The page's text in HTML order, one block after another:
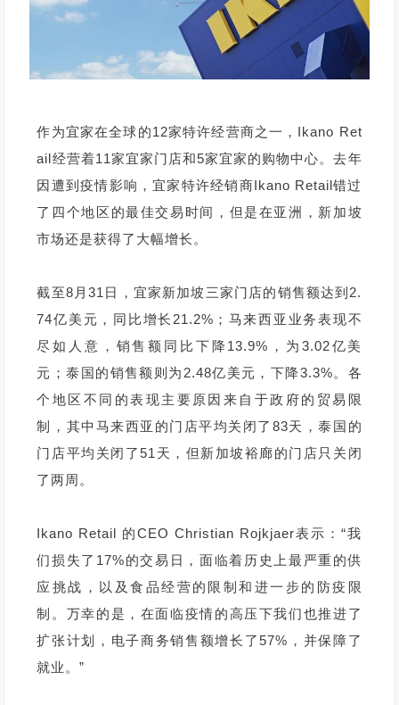
作为宜家在全球的12家特许经营商之一，Ikano Ret
ail经营着11家宜家门店和5家宜家的购物中心。去年
因遭到疫情影响，宜家特许经销商Ikano Retail错过
了四个地区的最佳交易时间，但是在亚洲，新加坡
市场还是获得了大幅增长。
截至8月31日，宜家新加坡三家门店的销售额达到2.
74亿美元，同比增长21.2%；马来西亚业务表现不
尽如人意，销售额同比下降13.9%，为3.02亿美
元；泰国的销售额则为2.48亿美元，下降3.3%。各
个地区不同的表现主要原因来自于政府的贸易限
制，其中马来西亚的门店平均关闭了83天，泰国的
门店平均关闭了51天，但新加坡裕廊的门店只关闭
了两周。
Ikano Retail 的CEO Christian Rojkjaer表示：“我
们损失了17%的交易日，面临着历史上最严重的供
应挑战，以及食品经营的限制和进一步的防疫限
制。万幸的是，在面临疫情的高压下我们也推进了
扩张计划，电子商务销售额增长了57%，并保障了
就业。”